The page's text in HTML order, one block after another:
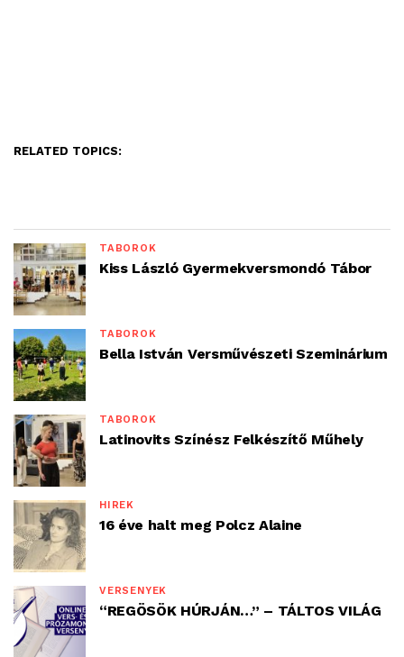
RELATED TOPICS:
TÁBOROK
Kiss László Gyermekversmondó Tábor
TÁBOROK
Bella István Versművészeti Szeminárium
TÁBOROK
Latinovits Színész Felkészítő Műhely
HÍREK
16 éve halt meg Polcz Alaine
VERSENYEK
“REGÖSÖK HÚRJÁN…” – TÁLTOS VILÁG